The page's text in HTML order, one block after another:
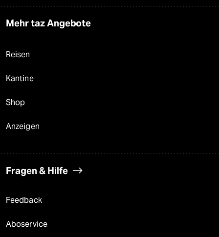
Mehr taz Angebote
Reisen
Kantine
Shop
Anzeigen
Fragen & Hilfe
Feedback
Aboservice